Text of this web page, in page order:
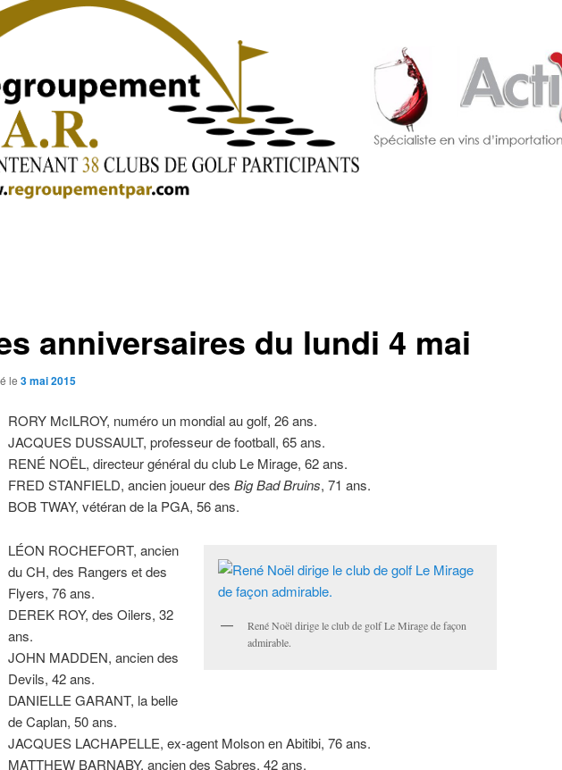
anniversaires du lundi 4 mai
le 3 mai 2015
RORY McILROY, numéro un mondial au golf, 26 ans.
JACQUES DUSSAULT, professeur de football, 65 ans.
RENÉ NOËL, directeur général du club Le Mirage, 62 ans.
FRED STANFIELD, ancien joueur desBig Bad Bruins, 71 ans.
BOB TWAY, vétéran de la PGA, 56 ans.
René Noël dirige le club de golf Le Mirage de façon
admirable.
LÉON ROCHEFORT, ancien
du CH, des Rangers et des
Flyers, 76 ans.
DEREK ROY, des Oilers, 32
ans.
JOHN MADDEN, ancien des
Devils, 42 ans.
DANIELLE GARANT, la belle
de Caplan, 50 ans.
JACQUES LACHAPELLE, ex-agent Molson en Abitibi, 76 ans.
MATTHEW BARNABY, ancien des Sabres, 42 ans.